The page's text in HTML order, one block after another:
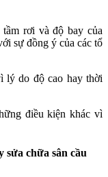
rơi và độ bay của
sự đồng ý của các tổ
lý do độ cao hay thời
điều kiện khác vì
sửa chữa sân cầu